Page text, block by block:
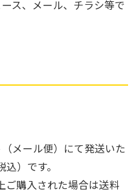
ス、メール、チラシ等で
メール便）にて発送いた
）です。
ご購入された場合は送料